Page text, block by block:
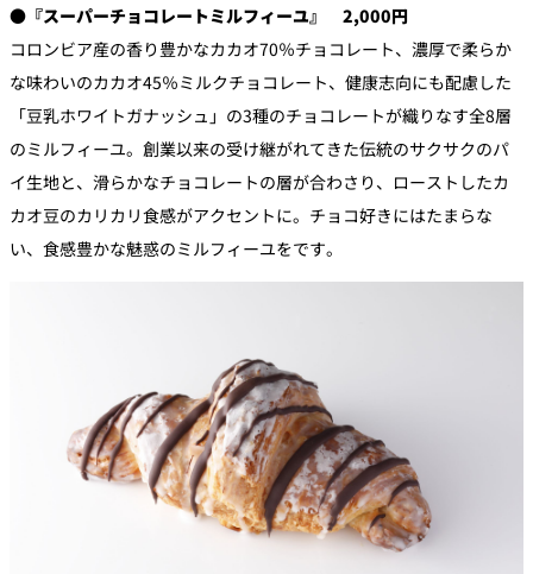
●『スーパーチョコレートミルフィーユ』 2,000円
コロンビア産の香り豊かなカカオ70％チョコレート、濃厚で柔らか
な味わいのカカオ45％ミルクチョコレート、健康志向にも配慮した
「豆乳ホワイトガナッシュ」の3種のチョコレートが織りなす全8層
のミルフィーユ。創業以来の受け継がれてきた伝統のサクサクのパ
イ生地と、滑らかなチョコレートの層が合わさり、ローストしたカ
カオ豆のカリカリ食感がアクセントに。チョコ好きにはたまらな
い、食感豊かな魅惑のミルフィーユをです。